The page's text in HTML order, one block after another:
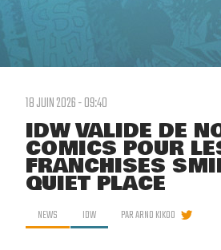
18 JUIN 2026 - 09:40
IDW VALIDE DE
COMICS POUR
FRANCHISES
QUIET PLACE
NEWS IDW PARARNO KIKOO